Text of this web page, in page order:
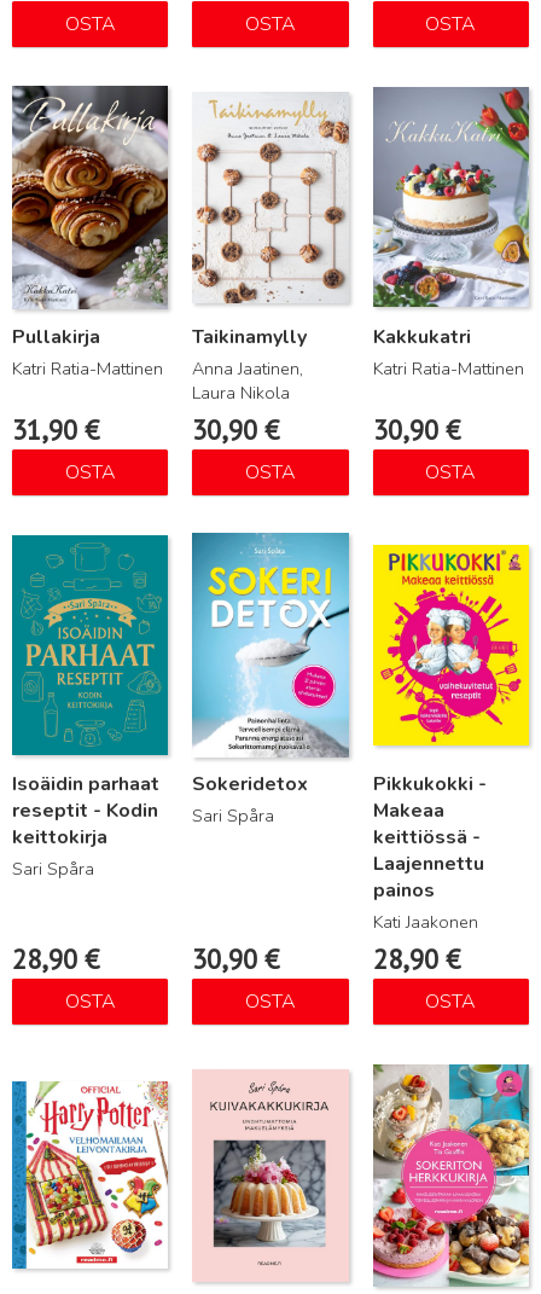
OSTA OSTA OSTA
Pullakirja
Katri Ratia-Mattinen
31,90 €
OSTA
Lue lisää
Taikinamylly
Anna Jaatinen,
Laura Nikola
30,90€
OSTA
Lue lisää
Kakkukatri
Katri Ratia-Mattinen
30,90 €
OSTA
Isoäidin parhaat
reseptit - Kodin
keittokirja
Sari Spåra
28,90 €
OSTA
Lue lisää
Sokeridetox
Sari Spåra
30,90€
OSTA
Lue lisää
Pikkukokki -
Makeaa
keittiössä -
Laajennettu
painos
Kati Jaakonen
28,90 €
OSTA
Lue lisää
Lue lisää Lue lisää Lue lisää